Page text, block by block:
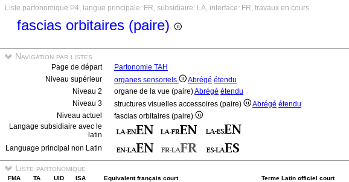
Liste partonomique P4, langue principale: FR, subsidiaire: LA, interface: FR, travaux en cours
fascias orbitaires (paire)
Navigation par listes
Page de départ
Partonomie TAH
Niveau supérieur
organes sensoriels Abrégé étendu
Niveau 2
organe de la vue (paire)Abrégé étendu
Niveau 3
structures visuelles accessoires (paire) Abrégé étendu
Niveau actuel
fascias orbitaires (paire)
Langage subsidiaire avec le
latin
Language principal non Latin
Liste partonomique
FMA TA UID ISA Equivalent français court
Terme Latin officiel court